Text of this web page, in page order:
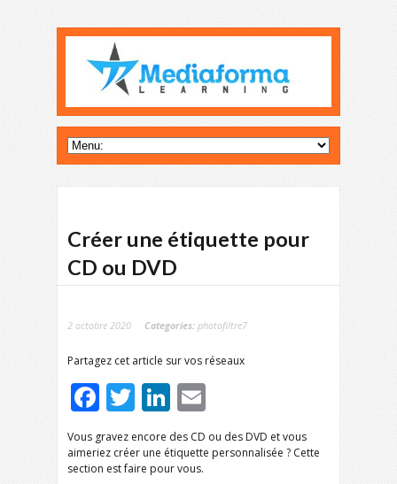
Créer une étiquette pour
CD ou DVD
2 octobre 2020 Categories: photofiltre7
Partagez cet article sur vos réseaux
Facebook
TwitterLinkedIn
Vous gravez encore des CD ou des DVD et vous
aimeriez créer une étiquette personnalisée ? Cette
section est faire pour vous.